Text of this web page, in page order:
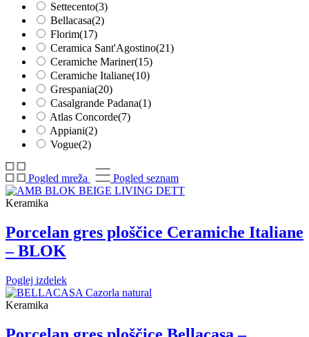
Settecento(3)
Bellacasa(2)
Florim(17)
Ceramica Sant'Agostino(21)
Ceramiche Mariner(15)
Ceramiche Italiane(10)
Grespania(20)
Casalgrande Padana(1)
Atlas Concorde(7)
Appiani(2)
Vogue(2)
Pogled mreža Pogled seznam
Keramika
Porcelan gres ploščice Ceramiche Italiane
– BLOK
Poglej izdelek
Keramika